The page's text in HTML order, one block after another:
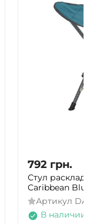
792 грн.
Стул
Caribbean Blue
Артикул
В наличии